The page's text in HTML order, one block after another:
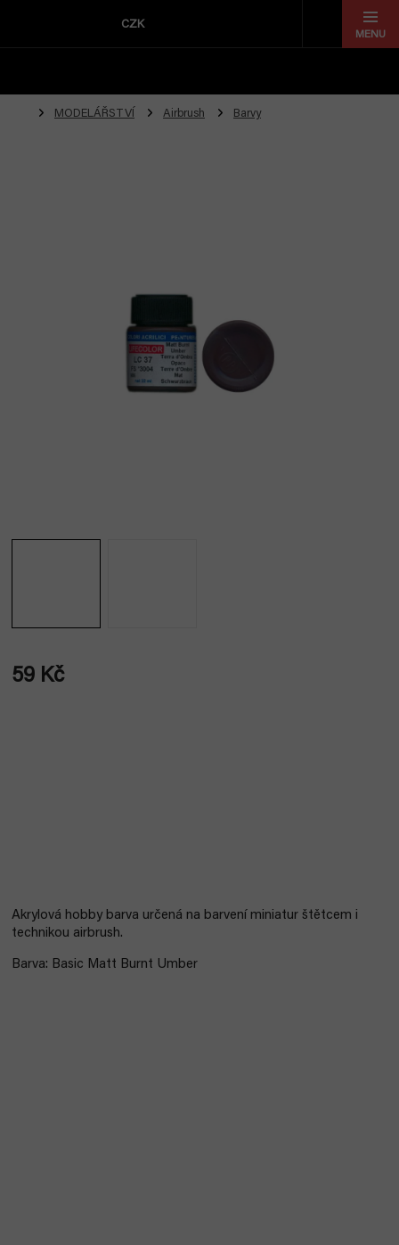
CZK
MODELÁŘSTVÍ Airbrush Barvy
59 Kč
Akrylová hobby barva určená na barvení miniatur štětcem i
technikou airbrush.
Barva: Basic Matt Burnt Umber